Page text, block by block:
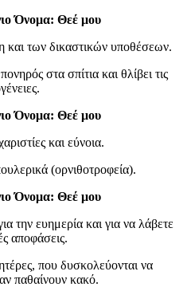
Όνομα: Θεέ μου
και των δικαστικών υποθέσεων.
στα σπίτια και θλίβει τις
Όνομα: Θεέ μου
και εύνοια.
(ορνιθοτροφεία).
Όνομα: Θεέ μου
την ευημερία και για να λάβετε
αποφάσεις.
που δυσκολεύονται να
παθαίνουν κακό.